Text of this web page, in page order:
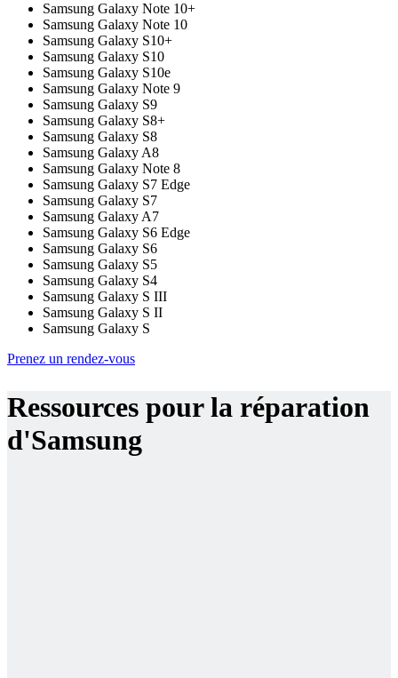
Samsung Galaxy Note 10+
Samsung Galaxy Note 10
Samsung Galaxy S10+
Samsung Galaxy S10
Samsung Galaxy S10e
Samsung Galaxy Note 9
Samsung Galaxy S9
Samsung Galaxy S8+
Samsung Galaxy S8
Samsung Galaxy A8
Samsung Galaxy Note 8
Samsung Galaxy S7 Edge
Samsung Galaxy S7
Samsung Galaxy A7
Samsung Galaxy S6 Edge
Samsung Galaxy S6
Samsung Galaxy S5
Samsung Galaxy S4
Samsung Galaxy S III
Samsung Galaxy S II
Samsung Galaxy S
Prenez un rendez-vous
Ressources pour la réparation
d'Samsung